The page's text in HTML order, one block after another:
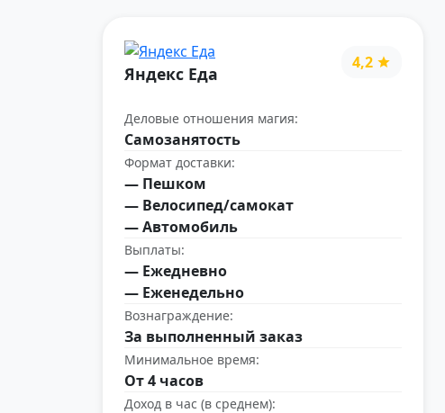
Яндекс Еда
4,2
Деловые отношения магия:
Самозанятость
Формат доставки:
— Пешком
— Велосипед/самокат
— Автомобиль
Выплаты:
— Ежедневно
— Еженедельно
Вознаграждение:
За выполненный заказ
Минимальное время:
От 4 часов
Доход в час (в среднем):